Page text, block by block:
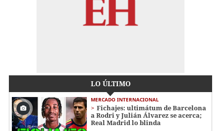
LO ÚLTIMO
MERCADO INTERNACIONAL
Fichajes: ultimátum de Barcelona
a Rodri y Julián Álvarez se acerca;
Real Madrid lo blinda